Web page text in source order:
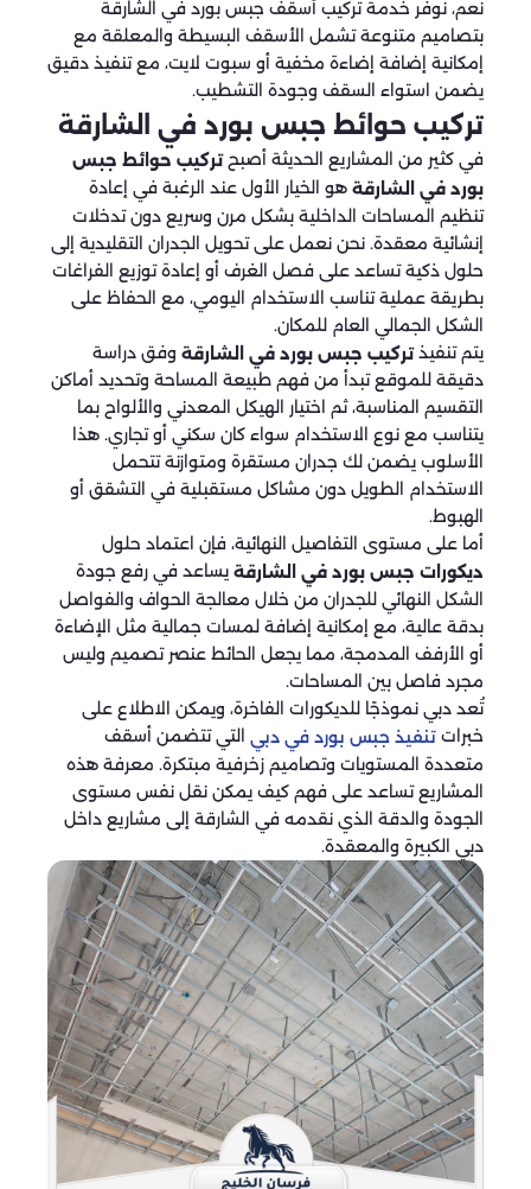
نعم، نوفر خدمة تركيب أسقف جبس بورد في الشارقة
بتصاميم متنوعة تشمل الأسقف البسيطة والمعلقة مع
إمكانية إضافة إضاءة مخفية أو سبوت لايت، مع تنفيذ دقيق
يضمن استواء السقف وجودة التشطيب.
تركيب حوائط جبس بورد في الشارقة
في كثير من المشاريع الحديثة أصبحتركيب حوائط جبس
بورد في الشارقة هو الخيار الأول عند الرغبة في إعادة
تنظيم المساحات الداخلية بشكل مرن وسريع دون تدخلات
إنشائية معقدة. نحن نعمل على تحويل الجدران التقليدية إلى
حلول ذكية تساعد على فصل الغرف أو إعادة توزيع الفراغات
بطريقة عملية تناسب الاستخدام اليومي، مع الحفاظ على
الشكل الجمالي العام للمكان.
يتم تنفيذتركيب جبس بورد في الشارقة وفق دراسة
دقيقة للموقع تبدأ من فهم طبيعة المساحة وتحديد أماكن
التقسيم المناسبة، ثم اختيار الهيكل المعدني والألواح بما
يتناسب مع نوع الاستخدام سواء كان سكني أو تجاري. هذا
الأسلوب يضمن لك جدران مستقرة ومتوازنة تتحمل
الاستخدام الطويل دون مشاكل مستقبلية في التشقق أو
الهبوط.
أما على مستوى التفاصيل النهائية، فإن اعتماد حلول
ديكورات جبس بورد في الشارقة يساعد في رفع جودة
الشكل النهائي للجدران من خلال معالجة الحواف والفواصل
بدقة عالية، مع إمكانية إضافة لمسات جمالية مثل الإضاءة
أو الأرفف المدمجة، مما يجعل الحائط عنصر تصميم وليس
مجرد فاصل بين المساحات.
تُعد دبي نموذجًا للديكورات الفاخرة، ويمكن الاطلاع على
خبرات تنفيذ جبس بورد في دبي التي تتضمن أسقف
متعددة المستويات وتصاميم زخرفية مبتكرة. معرفة هذه
المشاريع تساعد على فهم كيف يمكن نقل نفس مستوى
الجودة والدقة الذي نقدمه في الشارقة إلى مشاريع داخل
دبي الكبيرة والمعقدة.